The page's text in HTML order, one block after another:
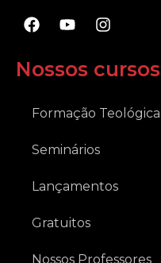
F
a
e
b
o
Y
o
t
u
e
I
n
t
a
r
Nossos cursos
Formação Teológica
Seminários
Lançamentos
Gratuitos
Nossos Professores